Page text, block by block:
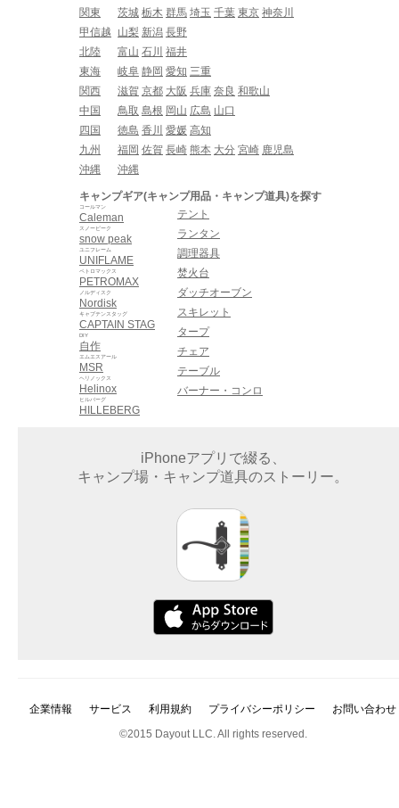
関東
茨城 栃木 群馬 埼玉 千葉 東京 神奈川
甲信越
山梨 新潟 長野
北陸
富山 石川 福井
東海
岐阜 静岡 愛知 三重
関西
滋賀 京都 大阪 兵庫 奈良 和歌山
中国
鳥取 島根 岡山 広島 山口
四国
徳島 香川 愛媛 高知
九州
福岡 佐賀 長崎 熊本 大分 宮崎 鹿児島
沖縄
沖縄
キャンプギア(キャンプ用品・キャンプ道具)を探す
Caleman
コールマン
snow peak
スノーピーク
UNIFLAME
ユニフレーム
PETROMAX
ペトロマックス
Nordisk
ノルディスク
CAPTAIN STAG
キャプテンスタッグ
自作
DIY
MSR
エムエスアール
Helinox
ヘリノックス
HILLEBERG
ヒルバーグ
テント
ランタン
調理器具
焚火台
ダッチオーブン
スキレット
タープ
チェア
テーブル
バーナー・コンロ
iPhoneアプリで綴る、
キャンプ場・キャンプ道具のストーリー。
企業情報 サービス 利用規約 プライバシーポリシー
お問い合わせ
©2015 Dayout LLC. All rights reserved.